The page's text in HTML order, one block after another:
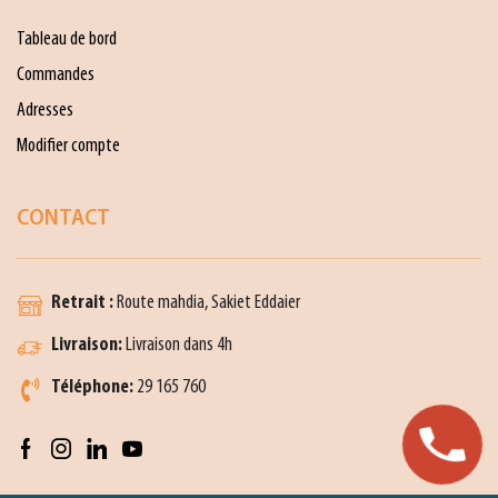
Tableau de bord
Commandes
Adresses
Modifier compte
CONTACT
Retrait :Route mahdia, Sakiet Eddaier
Livraison:Livraison dans 4h
Téléphone: 29 165 760